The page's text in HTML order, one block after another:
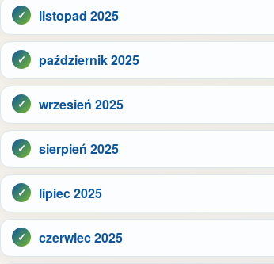
listopad 2025
październik 2025
wrzesień 2025
sierpień 2025
lipiec 2025
czerwiec 2025